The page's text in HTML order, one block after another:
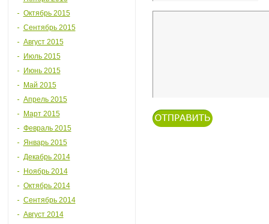
Октябрь 2015
Сентябрь 2015
Август 2015
Июль 2015
Июнь 2015
Май 2015
Апрель 2015
Март 2015
Февраль 2015
Январь 2015
Декабрь 2014
Ноябрь 2014
Октябрь 2014
Сентябрь 2014
Август 2014